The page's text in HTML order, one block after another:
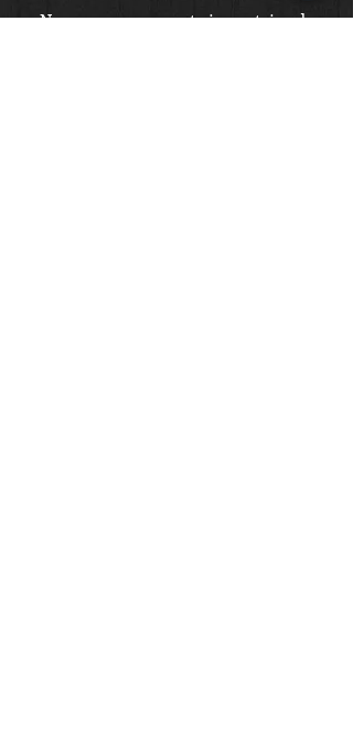
Nous avons un vaste inventaire de